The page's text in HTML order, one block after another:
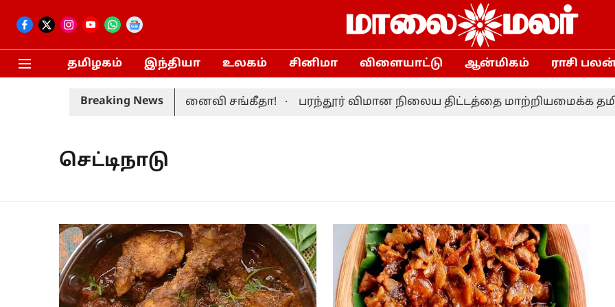
தமிழகம் இந்தியா உலகம் சினிமா விளையாட்டு ஆன்மிகம் ராசி
Breaking News
பெற்றார் முதலமைச்சர் மனைவி சங்கீதா! பரந்தூர் விமான நிலைய திட்டத்தை மாற்றியமைக்க
செட்டிநாடு